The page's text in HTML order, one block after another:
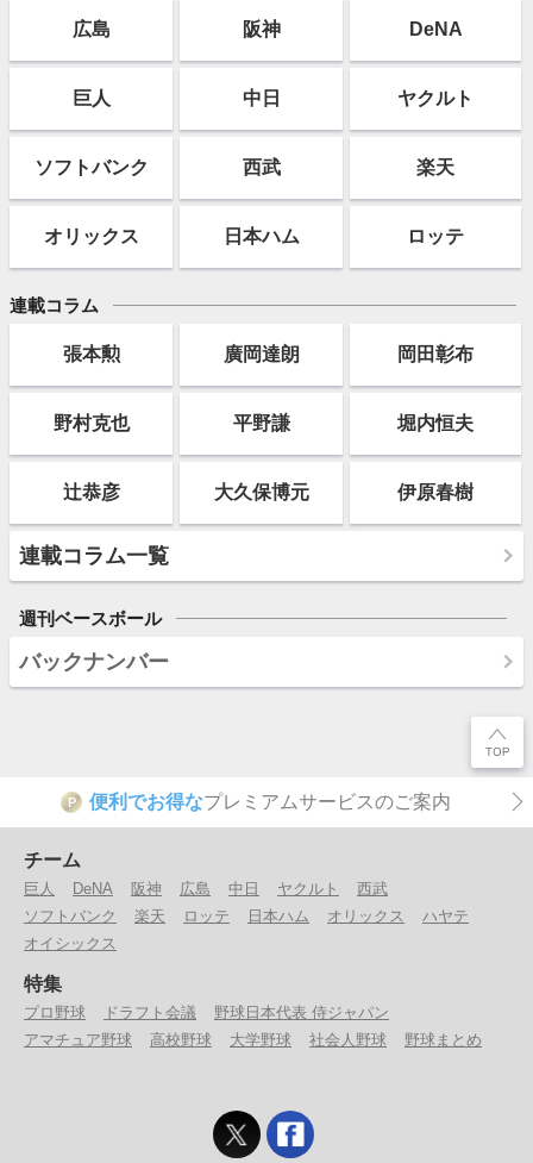
広島 阪神 DeNA
巨人 中日 ヤクルト
ソフトバンク 西武 楽天
オリックス 日本ハム ロッテ
連載コラム
張本勲 廣岡達朗 岡田彰布
野村克也 平野謙 堀内恒夫
辻恭彦 大久保博元 伊原春樹
連載コラム一覧
週刊ベースボール
バックナンバー
P 便利でお得なプレミアムサービスのご案内
チーム
巨人 DeNA 阪神 広島 中日 ヤクルト
西武
ソフトバンク
楽天 ロッテ 日本ハム オリックス
ハヤテ
オイシックス
特集
プロ野球 ドラフト会議
野球日本代表 侍ジャパン
アマチュア野球
高校野球 大学野球 社会人野球 野球まとめ